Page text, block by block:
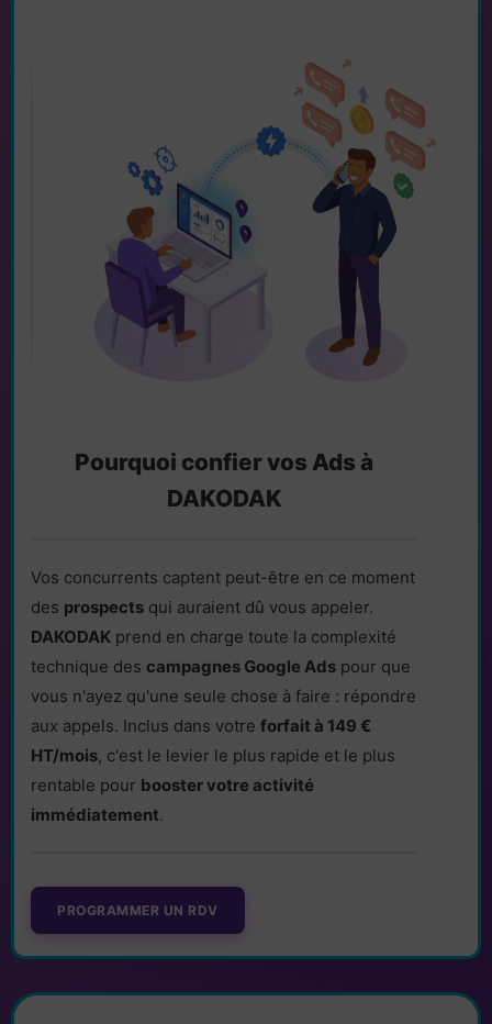
Pourquoi confier vos Ads à
DAKODAK
Vos concurrents captent peut-être en ce moment
des prospects qui auraient dû vous appeler.
DAKODAK prend en charge toute la complexité
technique des campagnes Google Ads pour que
vous n'ayez qu'une seule chose à faire : répondre
aux appels. Inclus dans votre forfait à 149 €
HT/mois, c'est le levier le plus rapide et le plus
rentable pour booster votre activité
immédiatement.
PROGRAMMER UN RDV